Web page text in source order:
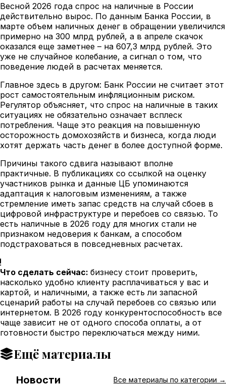
Весной 2026 года спрос на наличные в России
действительно вырос. По данным Банка России, в
марте объем наличных денег в обращении увеличился
примерно на 300 млрд рублей, а в апреле скачок
оказался еще заметнее – на 607,3 млрд рублей. Это
уже не случайное колебание, а сигнал о том, что
поведение людей в расчетах меняется.
Главное здесь в другом: Банк России не считает этот
рост самостоятельным инфляционным риском.
Регулятор объясняет, что спрос на наличные в таких
ситуациях не обязательно означает всплеск
потребления. Чаще это реакция на повышенную
осторожность домохозяйств и бизнеса, когда люди
хотят держать часть денег в более доступной форме.
Причины такого сдвига называют вполне
практичные. В публикациях со ссылкой на оценку
участников рынка и данные ЦБ упоминаются
адаптация к налоговым изменениям, а также
стремление иметь запас средств на случай сбоев в
цифровой инфраструктуре и перебоев со связью. То
есть наличные в 2026 году для многих стали не
признаком недоверия к банкам, а способом
подстраховаться в повседневных расчетах.
Что сделать сейчас: бизнесу стоит проверить,
насколько удобно клиенту расплачиваться у вас и
картой, и наличными, а также есть ли запасной
сценарий работы на случай перебоев со связью или
интернетом. В 2026 году конкурентоспособность все
чаще зависит не от одного способа оплаты, а от
готовности быстро переключаться между ними.
Ещё материалы
Новости Все материалы по категории →